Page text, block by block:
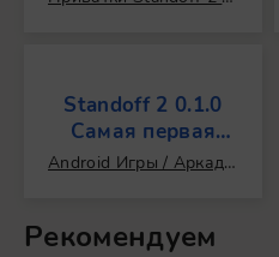
Standoff 2 0.1.0
Самая первая
версия на
Android Игры / Аркады / Популярные / Реиграбельные / Мультиплеер / Онлайн / Кооперативные / Для компании / Бесконечные / Шутеры / Экшен / 3D / Красивая графика / Динамичные / Выживание / От первого лица / Геймпад / Топ 100 / Моды
Рекомендуем